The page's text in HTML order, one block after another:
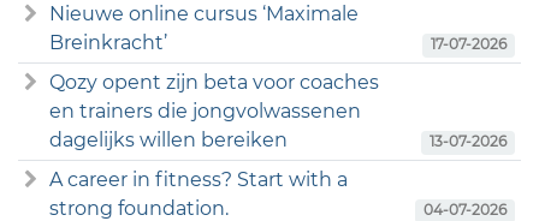
Nieuwe online cursus ‘Maximale
Breinkracht’
17-07-2026
Qozy opent zijn beta voor coaches
en trainers die jongvolwassenen
dagelijks willen bereiken
13-07-2026
A career in fitness? Start with a
strong foundation.
04-07-2026